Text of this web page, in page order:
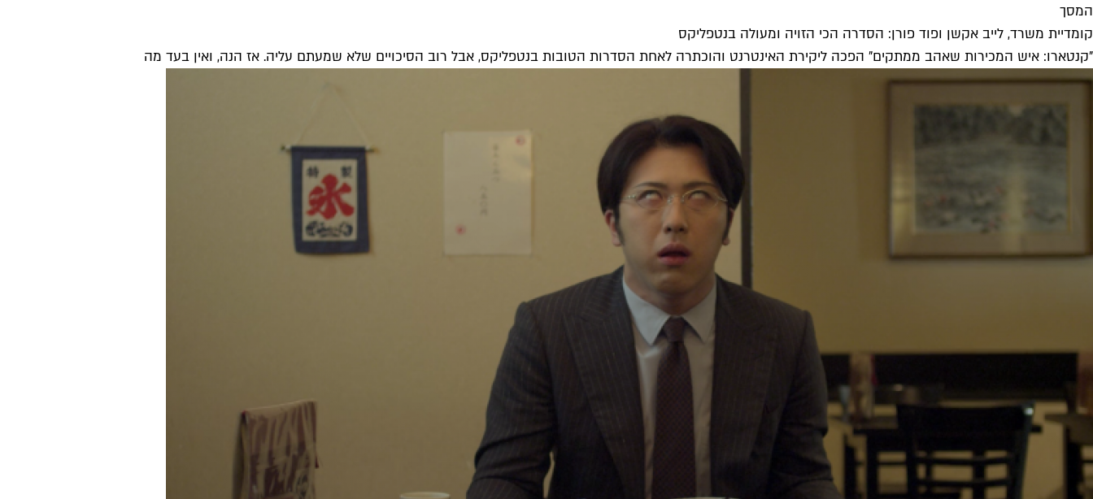
המסך
קומדיית משרד, לייב אקשן ופוד פורן: הסדרה הכי הזויה ומעולה בנטפליקס
"קנטארו: איש המכירות שאהב ממתקים" הפכה ליקירת האינטרנט והוכתרה לאחת הסדרות הטובות בנטפליקס, אבל רוב הסיכויים שלא שמעתם עליה. אז הנה, ואין בעד מה